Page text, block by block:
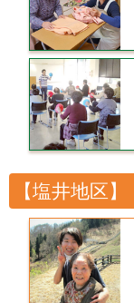
【塩井地区】